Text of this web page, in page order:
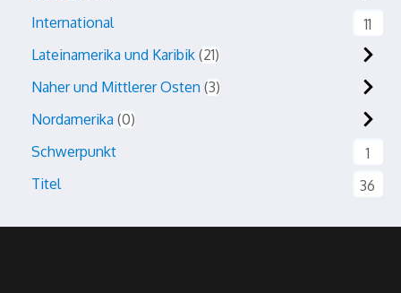
International
11
Lateinamerika und Karibik 21
Naher und Mittlerer Osten 3
Nordamerika 0
Schwerpunkt
1
Titel
36